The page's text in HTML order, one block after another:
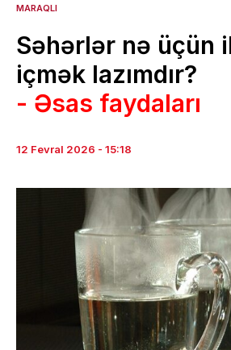
MARAQLI
Səhərlər nə üçün
içmək lazımdır?
- Əsas faydaları
12 Fevral 2026 - 15:18